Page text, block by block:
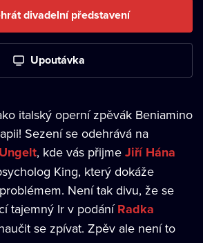
divadelní představení
Upoutávka
italský operní zpěvák Beniamino
Sezení se odehrává na
, kde vás přijme Jiří Hána
King, který dokáže
Není tak divu, že se
tajemný Ir v podáníRadka
se zpívat. Zpěv ale není to